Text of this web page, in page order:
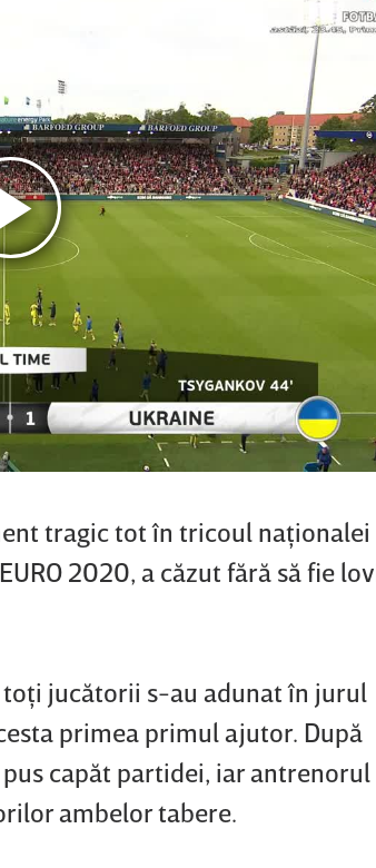
tragic tot în tricoul naţionalei
2020, a căzut fără să fie
jucătorii s-au adunat în jurul
primea primul ajutor. După
capăt partidei, iar antrenorul
ambelor tabere.